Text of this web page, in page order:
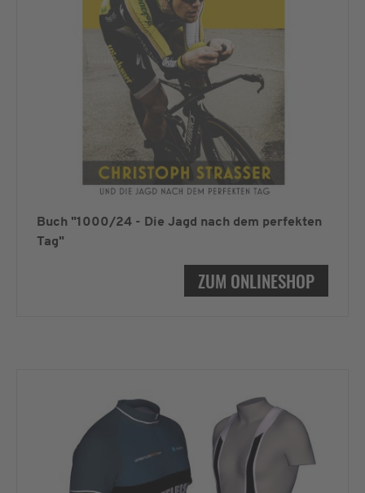
Buch "1000/24 - Die Jagd nach dem perfekten
Tag"
ZUM ONLINESHOP